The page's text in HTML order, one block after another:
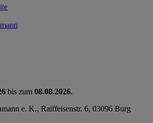
bis zum 08.08.2026.
e. K., Raiffeisenstr. 6, 03096 Burg